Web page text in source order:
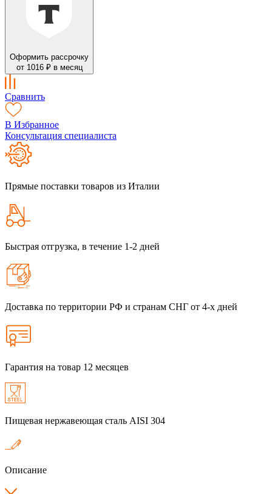
Оформить рассрочку
от 1016 ₽ в месяц
Сравнить
В Избранное
Консультация специалиста
Прямые поставки товаров из Италии
Быстрая отгрузка, в течение 1-2 дней
Доставка по территории РФ и странам СНГ от 4-х дней
Гарантия на товар 12 месяцев
Пищевая нержавеющая сталь AISI 304
Описание